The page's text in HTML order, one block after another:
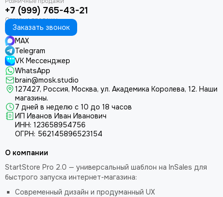
+7 (999) 765-43-21
Заказать звонок
MAX
Telegram
VK Мессенджер
WhatsApp
brain@mosk.studio
127427, Россия, Москва, ул. Академика Королева, 12. Наши
магазины.
7 дней в неделю с 10 до 18 часов
ИП Иванов Иван Иванович
ИНН: 123658954756
ОГРН: 562145896523154
О компании
StartStore Pro 2.0 — универсальный шаблон на InSales для
быстрого запуска интернет-магазина:
Современный дизайн и продуманный UX